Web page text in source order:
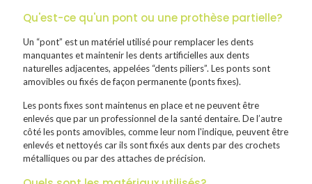
Qu'est-ce qu'un pont ou une prothèse partielle?
Un “pont” est un matériel utilisé pour remplacer les dents
manquantes et maintenir les dents artificielles aux dents
naturelles adjacentes, appelées “dents piliers”. Les ponts sont
amovibles ou fixés de façon permanente (ponts fixes).
Les ponts fixes sont maintenus en place et ne peuvent être
enlevés que par un professionnel de la santé dentaire. De l’autre
côté les ponts amovibles, comme leur nom l'indique, peuvent être
enlevés et nettoyés car ils sont fixés aux dents par des crochets
métalliques ou par des attaches de précision.